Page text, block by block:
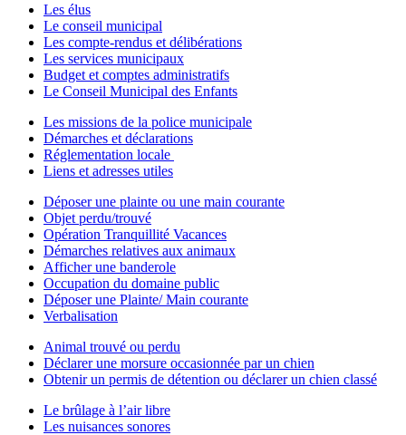
Les élus
Le conseil municipal
Les compte-rendus et délibérations
Les services municipaux
Budget et comptes administratifs
Le Conseil Municipal des Enfants
Les missions de la police municipale
Démarches et déclarations
Réglementation locale
Liens et adresses utiles
Déposer une plainte ou une main courante
Objet perdu/trouvé
Opération Tranquillité Vacances
Démarches relatives aux animaux
Afficher une banderole
Occupation du domaine public
Déposer une Plainte/ Main courante
Verbalisation
Animal trouvé ou perdu
Déclarer une morsure occasionnée par un chien
Obtenir un permis de détention ou déclarer un chien classé
Le brûlage à l’air libre
Les nuisances sonores